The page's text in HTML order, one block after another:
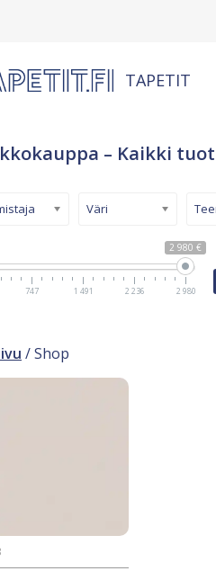
TAPETIT
– Kaikki
2 980 €
747 1 491 2 236 2 980
Väri
/ Shop